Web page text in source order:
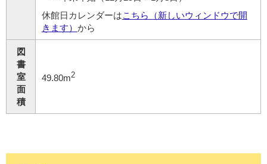
休館日カレンダーはこちら（新しいウィンドウで開
きます） から
図
書
室
面
積
49.80m2